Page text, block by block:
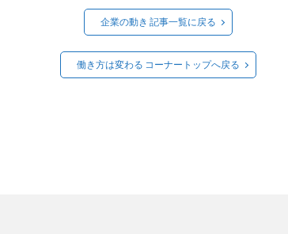
企業の動き 記事一覧に戻る
働き方は変わる コーナートップへ戻る